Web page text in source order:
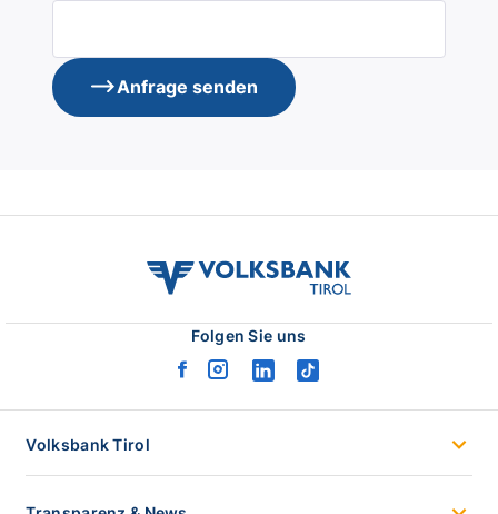
Anfrage senden
volksbank
Folgen Sie uns
facebook
instagram
linkedintiktok
Volksbank Tirol